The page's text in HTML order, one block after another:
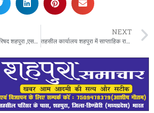
आखिरकार जागा नगर परिषद शहपुरा ,एसडीएम के निर्देश के बाद नपा इंजीनियर ने मुख्य मार्ग में भर रहे पानी को निकालने जेसीबी लगाई
NEXT
तहसील कार्यालय शहपुरा में साप्ताहिक राजस्व समीक्षा बैठक आयोजित हुई